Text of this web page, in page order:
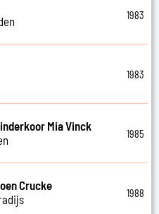
1983
1983
Mia Vinck
1985
Crucke
1988